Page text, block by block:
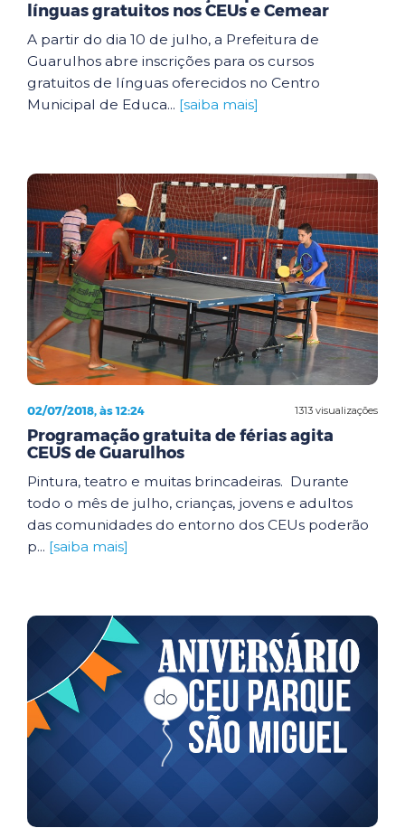
línguas gratuitos nos CEUs e Cemear
A partir do dia 10 de julho, a Prefeitura de
Guarulhos abre inscrições para os cursos
gratuitos de línguas oferecidos no Centro
Municipal de Educa... [saiba mais]
1313 visualizações
02/07/2018, às 12:24
Programação gratuita de férias agita
CEUS de Guarulhos
Pintura, teatro e muitas brincadeiras. Durante
todo o mês de julho, crianças, jovens e adultos
das comunidades do entorno dos CEUs poderão
p... [saiba mais]